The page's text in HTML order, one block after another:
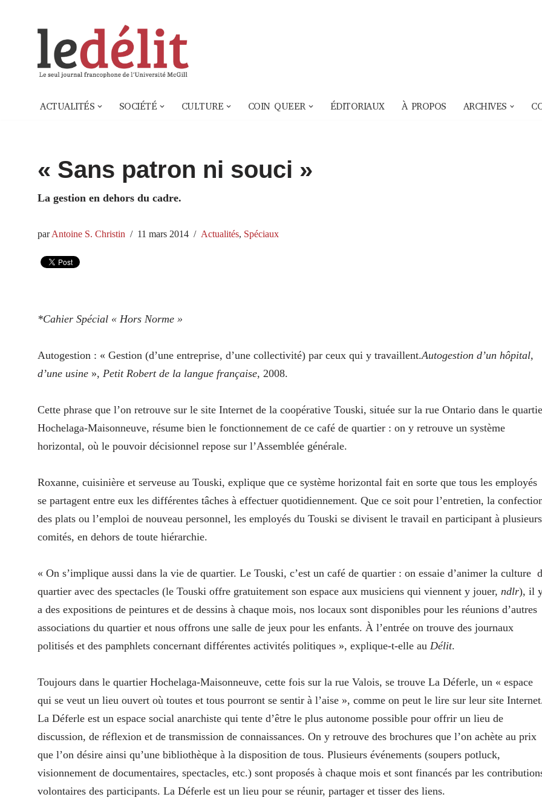
ACTUALITÉS SOCIÉTÉ CULTURE COIN QUEER ÉDITORIAUX À PROPOS ARCHIVES
« Sans patron ni souci »
La gestion en dehors du cadre.
parAntoine S. Christin 11 mars 2014 Actualités, Spéciaux
*Cahier Spécial « Hors Norme »
Autogestion : « Gestion (d’une entreprise, d’une collectivité) par ceux qui y travaillent.Autogestion d’un hôpital,
d’une usine », Petit Robert de la langue française, 2008.
Cette phrase que l’on retrouve sur le site Internet de la coopérative Touski, située sur la rue Ontario dans le
Hochelaga-Maisonneuve, résume bien le fonctionnement de ce café de quartier : on y retrouve un système
horizontal, où le pouvoir décisionnel repose sur l’Assemblée générale.
Roxanne, cuisinière et serveuse au Touski, explique que ce système horizontal fait en sorte que tous les employés
se partagent entre eux les différentes tâches à effectuer quotidiennement. Que ce soit pour l’entretien, la
des plats ou l’emploi de nouveau personnel, les employés du Touski se divisent le travail en participant à plusieurs
comités, en dehors de toute hiérarchie.
« On s’implique aussi dans la vie de quartier. Le Touski, c’est un café de quartier : on essaie d’animer la culture
quartier avec des spectacles (le Touski offre gratuitement son espace aux musiciens qui viennent y jouer, ndlr), il
a des expositions de peintures et de dessins à chaque mois, nos locaux sont disponibles pour les réunions d’autres
associations du quartier et nous offrons une salle de jeux pour les enfants. À l’entrée on trouve des journaux
politisés et des pamphlets concernant différentes activités politiques », explique-t-elle au Délit.
Toujours dans le quartier Hochelaga-Maisonneuve, cette fois sur la rue Valois, se trouve La Déferle, un « espace
qui se veut un lieu ouvert où toutes et tous pourront se sentir à l’aise », comme on peut le lire sur leur site
La Déferle est un espace social anarchiste qui tente d’être le plus autonome possible pour offrir un lieu de
discussion, de réflexion et de transmission de connaissances. On y retrouve des brochures que l’on achète au prix
que l’on désire ainsi qu’une bibliothèque à la disposition de tous. Plusieurs événements (soupers potluck,
visionnement de documentaires, spectacles, etc.) sont proposés à chaque mois et sont financés par les
volontaires des participants. La Déferle est un lieu pour se réunir, partager et tisser des liens.